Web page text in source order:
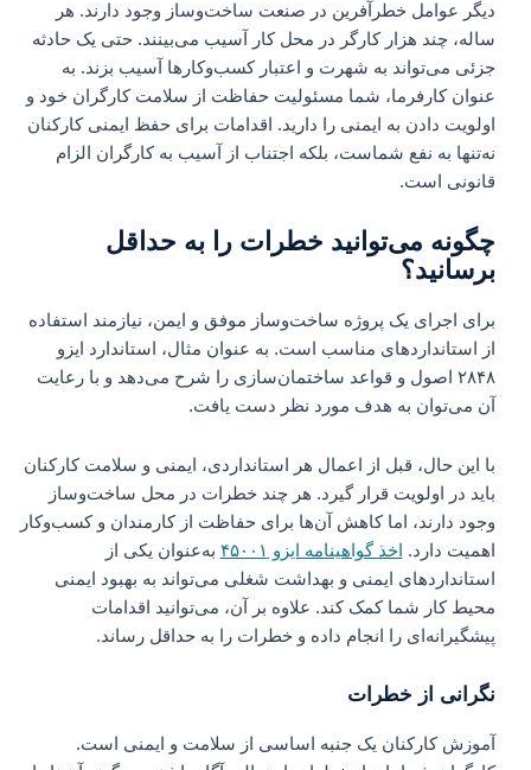
دیگر عوامل خطرآفرین در صنعت ساخت‌وساز وجود دارند. هر
ساله، چند هزار کارگر در محل کار آسیب می‌بینند. حتی یک حادثه
جزئی می‌تواند به شهرت و اعتبار کسب‌وکارها آسیب بزند. به
عنوان کارفرما، شما مسئولیت حفاظت از سلامت کارگران خود و
اولویت دادن به ایمنی را دارید. اقدامات برای حفظ ایمنی کارکنان
نه‌تنها به نفع شماست، بلکه اجتناب از آسیب به کارگران الزام
قانونی است.
چگونه می‌توانید خطرات را به حداقل
برسانید؟
برای اجرای یک پروژه ساخت‌وساز موفق و ایمن، نیازمند استفاده
از استانداردهای مناسب است. به عنوان مثال، استاندارد ایزو
۲۸۴۸ اصول و قواعد ساختمان‌سازی را شرح می‌دهد و با رعایت
آن می‌توان به هدف مورد نظر دست یافت.
با این حال، قبل از اعمال هر استانداردی، ایمنی و سلامت کارکنان
باید در اولویت قرار گیرد. هر چند خطرات در محل ساخت‌وساز
وجود دارند، اما کاهش آن‌ها برای حفاظت از کارمندان و کسب‌وکار
اهمیت دارد.اخذ گواهینامه ایزو ۴۵۰۰۱
به‌عنوان یکی از
استانداردهای ایمنی و بهداشت شغلی می‌تواند به بهبود ایمنی
محیط کار شما کمک کند. علاوه بر آن، می‌توانید اقدامات
پیشگیرانه‌ای را انجام داده و خطرات را به حداقل رساند.
نگرانی از خطرات
آموزش کارکنان یک جنبه اساسی از سلامت و ایمنی است.